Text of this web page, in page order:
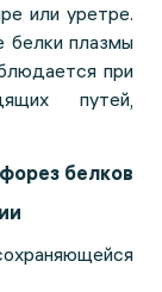
или уретре.
белки плазмы
при
путей,
белков